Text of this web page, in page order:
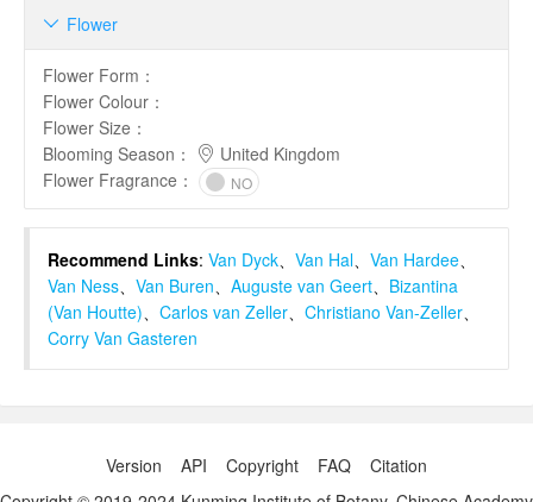
Flower

Flower Form ：
Flower Colour ：
Flower Size ：
Blooming Season ：
United Kingdom
Flower Fragrance ： NO
Recommend Links: Van Dyck、 Van Hal、 Van Hardee、
Van Ness、 Van Buren、 Auguste van Geert、 Bizantina
(Van Houtte)、 Carlos van Zeller、 Christiano Van-Zeller、
Corry Van Gasteren
Version API Copyright FAQ
Citation